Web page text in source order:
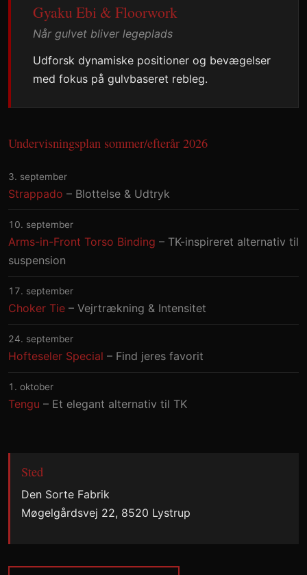
Gyaku Ebi & Floorwork
Når gulvet bliver legeplads
Udforsk dynamiske positioner og bevægelser
med fokus på gulvbaseret rebleg.
Undervisningsplan sommer/efterår 2026
3. september
Strappado – Blottelse & Udtryk
10. september
Arms-in-Front Torso Binding – TK-inspireret alternativ til
suspension
17. september
Choker Tie – Vejrtrækning & Intensitet
24. september
Hofteseler Special – Find jeres favorit
1. oktober
Tengu – Et elegant alternativ til TK
Sted
Den Sorte Fabrik
Møgelgårdsvej 22, 8520 Lystrup